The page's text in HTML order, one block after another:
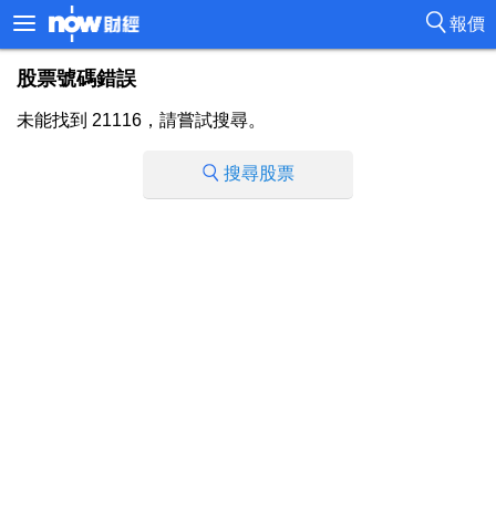
報價
股票號碼錯誤
未能找到 21116，請嘗試搜尋。
搜尋股票